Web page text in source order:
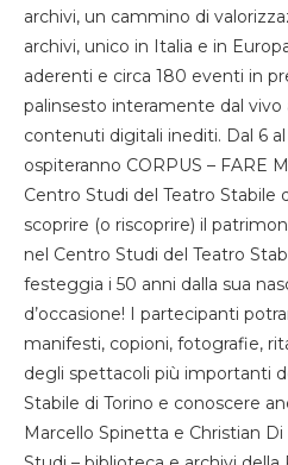
archivi, un cammino di
archivi, unico in Italia e in
aderenti e circa 180 eventi in
palinsesto interamente dal vivo
contenuti digitali inediti. Dal 6
ospiteranno CORPUS – FARE
Centro Studi del Teatro Stabile
scoprire (o riscoprire) il
nel Centro Studi del Teatro
festeggia i 50 anni dalla sua
d’occasione! I partecipanti
manifesti, copioni, fotografie,
degli spettacoli più importanti
Stabile di Torino e conoscere
Marcello Spinetta e Christian